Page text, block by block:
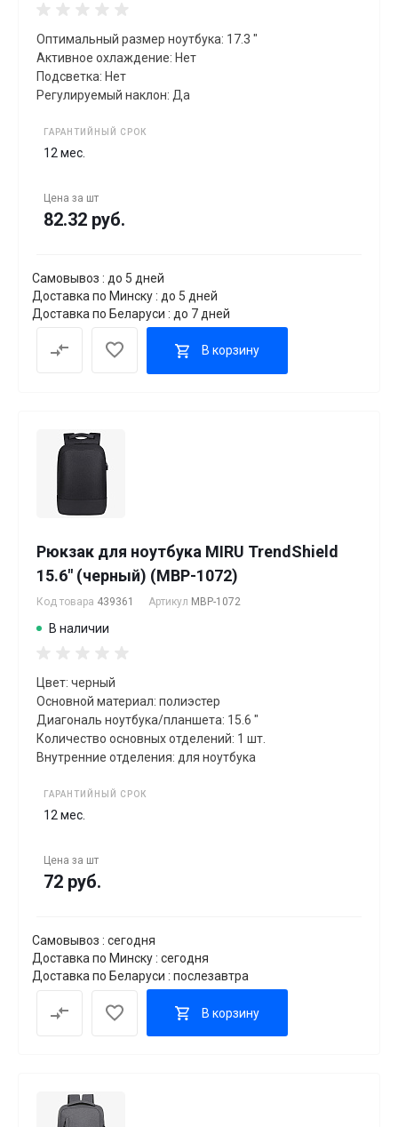
Оптимальный размер ноутбука: 17.3 "
Активное охлаждение: Нет
Подсветка: Нет
Регулируемый наклон: Да
ГАРАНТИЙНЫЙ СРОК
12 мес.
Цена за шт
82.32 руб.
Самовывоз : до 5 дней
Доставка по Минску : до 5 дней
Доставка по Беларуси : до 7 дней
В корзину
Рюкзак для ноутбука MIRU TrendShield
15.6" (черный) (MBP-1072)
Код товара 439361 Артикул MBP-1072
В наличии
Цвет: черный
Основной материал: полиэстер
Диагональ ноутбука/планшета: 15.6 "
Количество основных отделений: 1 шт.
Внутренние отделения: для ноутбука
ГАРАНТИЙНЫЙ СРОК
12 мес.
Цена за шт
72 руб.
Самовывоз : сегодня
Доставка по Минску : сегодня
Доставка по Беларуси : послезавтра
В корзину